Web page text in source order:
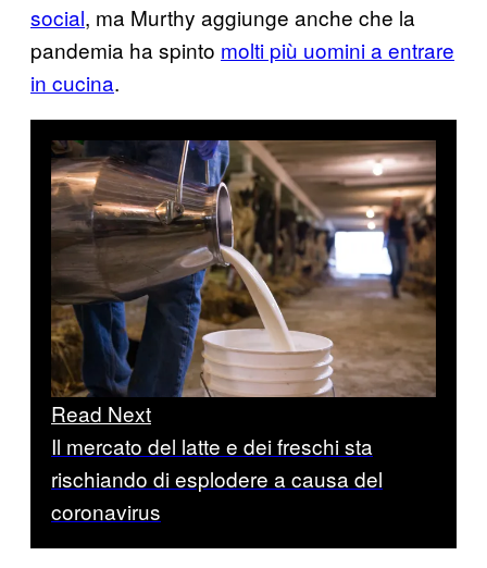
social, ma Murthy aggiunge anche che la
pandemia ha spinto molti più uomini a entrare
in cucina.
Read Next
Il mercato del latte e dei freschi sta
rischiando di esplodere a causa del
coronavirus